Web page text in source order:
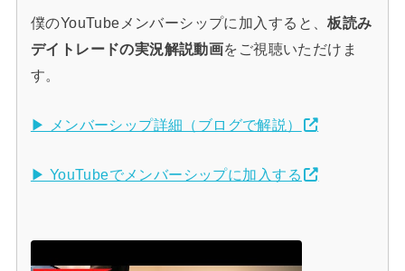
僕のYouTubeメンバーシップに加入すると、板読み
デイトレードの実況解説動画をご視聴いただけま
す。
▶ メンバーシップ詳細（ブログで解説）
▶ YouTubeでメンバーシップに加入する